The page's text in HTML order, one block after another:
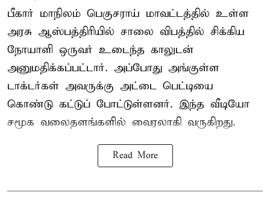
பீகார் மாநிலம் பெகுசராய் மாவட்டத்தில் உள்ள
அரசு ஆஸ்பத்திரியில் சாலை விபத்தில் சிக்கிய
நோயாளி ஒருவர் உடைந்த காலுடன்
அனுமதிக்கப்பட்டார். அப்போது அங்குள்ள
டாக்டர்கள் அவருக்கு அட்டை பெட்டியை
கொண்டு கட்டுப் போட்டுள்ளனர். இந்த வீடியோ
சமூக வலைதளங்களில் வைரலாகி வருகிறது.
Read More